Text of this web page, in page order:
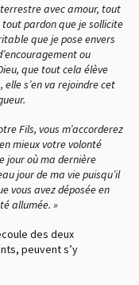
avec amour, tout
tout pardon que je sollicite
que je pose envers
ou
que tout cela élève
elle s’en va rejoindre cet
Fils, vous m’accorderez
mieux votre volonté
jour où ma dernière
jour de ma vie puisqu’il
vous avez déposée en
allumée. »
des deux
peuvent s’y